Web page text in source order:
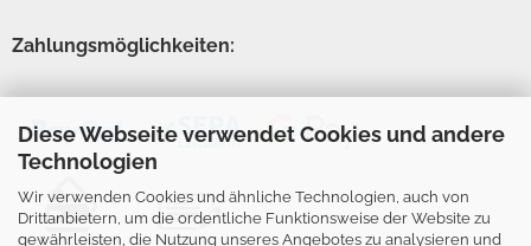
Diese Webseite verwendet Cookies und andere
Technologien
Wir verwenden Cookies und ähnliche Technologien, auch von
Drittanbietern, um die ordentliche Funktionsweise der Website zu
gewährleisten, die Nutzung unseres Angebotes zu analysieren und
Zahlungsmöglichkeiten: